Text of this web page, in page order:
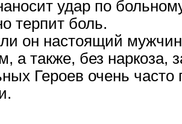
удар по
терпит боль.
он настоящий
а также, без
Героев очень